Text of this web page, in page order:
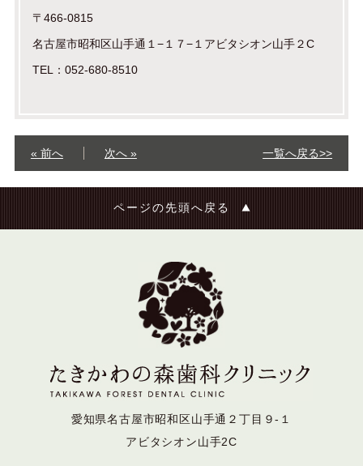
〒466-0815
名古屋市昭和区山手通１−１７−１アビタシオン山手２C
TEL：052-680-8510
« 前へ 次へ » 一覧へ戻る>>
ページの先頭へ戻る
愛知県名古屋市昭和区山手通２丁目９-１
アビタシオン山手2C